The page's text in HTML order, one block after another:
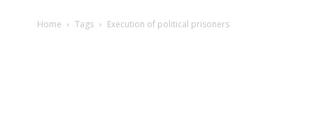
Home Tags Execution of political prisoners